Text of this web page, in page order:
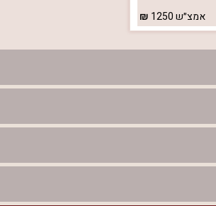
אמצ״ש1250